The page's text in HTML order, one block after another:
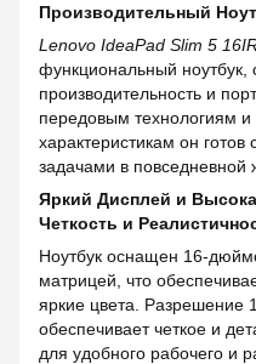
Производительный
Lenovo IdeaPad Slim 5
функциональный
производительность и
передовым технологиям
характеристикам он
задачами в повседневной
Яркий Дисплей и
Четкость и
Ноутбук оснащен 16-
матрицей, что
яркие цвета. Разрешение
обеспечивает четкое и
для удобного рабочего и